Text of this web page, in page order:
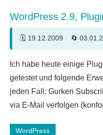
WordPress 2.9,
19.12.2009
Kommentare
Ich habe heute einige
getestet und folgende
jeden Fall: Gurken
via E-Mail verfolgen
WordPress